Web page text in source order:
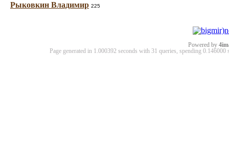
Рыковкин Владимир 225
Powered by
Page generated in 1.000392 seconds with 31 queries, spending